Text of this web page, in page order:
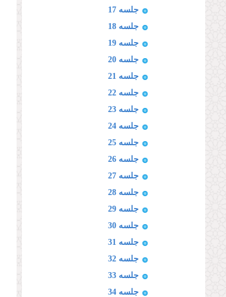
جلسه 17
جلسه 18
جلسه 19
جلسه 20
جلسه 21
جلسه 22
جلسه 23
جلسه 24
جلسه 25
جلسه 26
جلسه 27
جلسه 28
جلسه 29
جلسه 30
جلسه 31
جلسه 32
جلسه 33
جلسه 34